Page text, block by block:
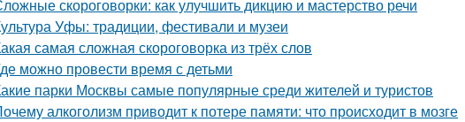
скороговорки: как улучшить дикцию и мастерство речи
Уфы: традиции, фестивали и музеи
самая сложная скороговорка из трёх слов
можно провести время с детьми
парки Москвы самые популярные среди жителей и туристов
алкоголизм приводит к потере памяти: что происходит в мозге